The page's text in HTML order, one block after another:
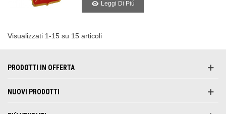
Leggi Di Piú
Visualizzati 1-15 su 15 articoli
PRODOTTI IN OFFERTA
NUOVI PRODOTTI